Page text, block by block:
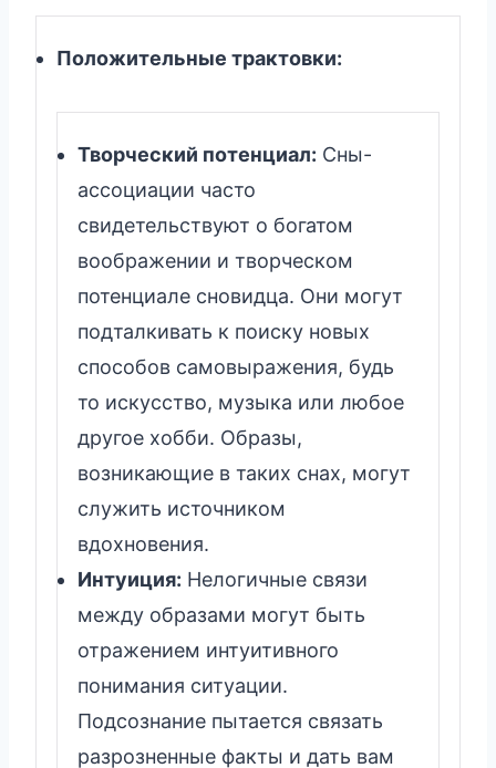
Положительные трактовки:
Творческий потенциал: Сны-
ассоциации часто
свидетельствуют о богатом
воображении и творческом
потенциале сновидца. Они могут
подталкивать к поиску новых
способов самовыражения, будь
то искусство, музыка или любое
другое хобби. Образы,
возникающие в таких снах, могут
служить источником
вдохновения.
Интуиция: Нелогичные связи
между образами могут быть
отражением интуитивного
понимания ситуации.
Подсознание пытается связать
разрозненные факты и дать вам